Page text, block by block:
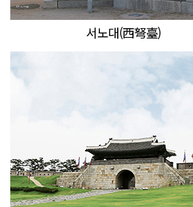
서노대(西弩臺)